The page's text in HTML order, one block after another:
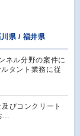
県 / 福井県
ネル分野の案件に
タント業務に従
びコンクリート
…